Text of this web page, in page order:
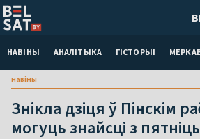
НАВІНЫ АНАЛІТЫКА ГІСТОРЫІ
навіны
Знікла дзіця ў Пінскім
могуць знайсці з